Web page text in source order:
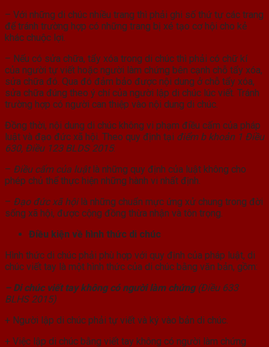
– Với những di chúc nhiều trang thì phải ghi số thứ tự các trang
để tránh trường hợp có những trang bị xé tạo cơ hội cho kẻ
khác chuộc lợi.
– Nếu có sửa chữa, tẩy xóa trong di chúc thì phải có chữ kí
của người tự viết hoặc người làm chứng bên cạnh chỗ tẩy xóa,
sửa chữa đó. Qua đó đảm bảo được nội dung ở chỗ tẩy xóa,
sửa chữa đúng theo ý chí của người lập di chúc lúc viết. Tránh
trường hợp có người can thiệp vào nội dung di chúc.
Đồng thời, nội dung di chúc không vi phạm điều cấm của pháp
luật và đạo đức xã hội. Theo quy định tại điểm b khoản 1 Điều
630, Điều 123 BLDS 2015:
– Điều cấm của luậtlà những quy định của luật không cho
phép chủ thể thực hiện những hành vi nhất định.
– Đạo đức xã hộilà những chuẩn mực ứng xử chung trong đời
sống xã hội, được cộng đồng thừa nhận và tôn trọng.
Điều kiện về hình thức di chúc
Hình thức di chúc phải phù hợp với quy định của pháp luật, di
chúc viết tay là một hình thức của di chúc bằng văn bản, gồm:
– Di chúc viết tay không có người làm chứng (Điều 633
BLHS 2015)
+ Người lập di chúc phải tự viết và ký vào bản di chúc.
+ Việc lập di chúc bằng viết tay không có người làm chứng